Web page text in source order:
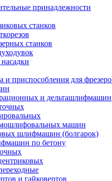
принадлежности
станков
станков
и приспособления для
и дельташлифмашин
машин
шлифмашин (болгарок)
по бетону
и гайковертов